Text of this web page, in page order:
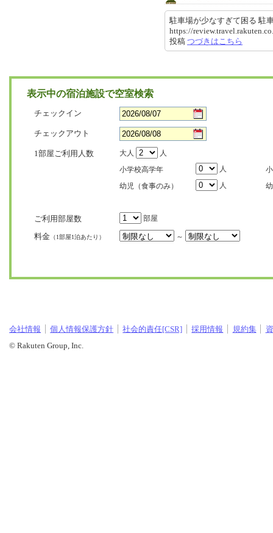
駐車場が少なすぎて困る 駐
https://
投稿 つづきはこちら
表示中の宿泊施設で空室検索
チェックイン
チェックアウト
1部屋ご利用人数 大人
人
小学校高学年
人
幼児（食事のみ）
人
ご利用部屋数 部屋
料金 （1部屋1泊あたり） ～
会社情報 個人情報保護方針 社会的責任[CSR] 採用情報 規約集
© Rakuten Group, Inc.